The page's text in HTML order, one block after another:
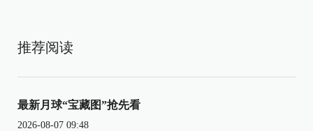
推荐阅读
最新月球“宝藏图”抢先看
2026-08-07 09:48